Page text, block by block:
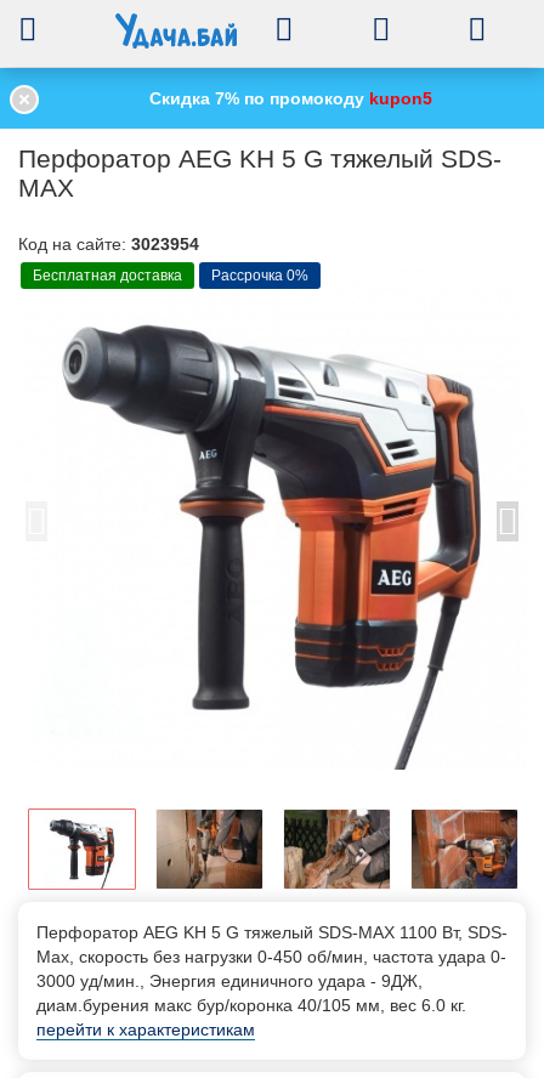
Главная Электроинструменты/ Перфораторы / Перфоратор AEG KH
Перфоратор AEG KH 5 G тяжелый SDS-
MAX
Код на сайте: 3023954
Бесплатная доставка Рассрочка 0%
Перфоратор AEG KH 5 G тяжелый SDS-MAX 1100 Вт, SDS-
Max, скорость без нагрузки 0-450 об/мин, частота удара 0-
3000 уд/мин., Энергия единичного удара - 9ДЖ,
диам.бурения макс бур/коронка 40/105 мм, вес 6.0 кг.
перейти к характеристикам
Скидка 7% по промокоду kupon5